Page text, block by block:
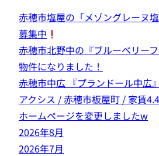
赤穂市塩屋の「メゾングレーヌ
募集中
赤穂市北野中の『ブルーベリー
物件になりました！
赤穂市中広 『プランドール中広
アクシス / 赤穂市板屋町 / 家賃
ホームページを変更しましたw
2026年8月
2026年7月